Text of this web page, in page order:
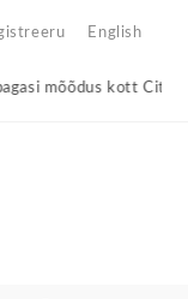
English
mõõdus kott City